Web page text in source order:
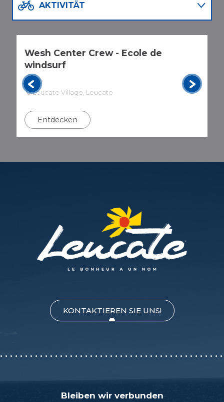
AKTIVITÄT
RESTAURANTS
AGENDA
Wesh Center Crew - Ecole de
windsurf
KURS
Leucate Village, Leucate
Entdecken
KONTAKTIEREN SIE UNS!
Bleiben wir verbunden